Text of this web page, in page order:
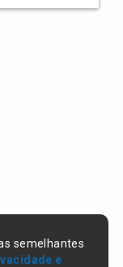
semelhantes
e